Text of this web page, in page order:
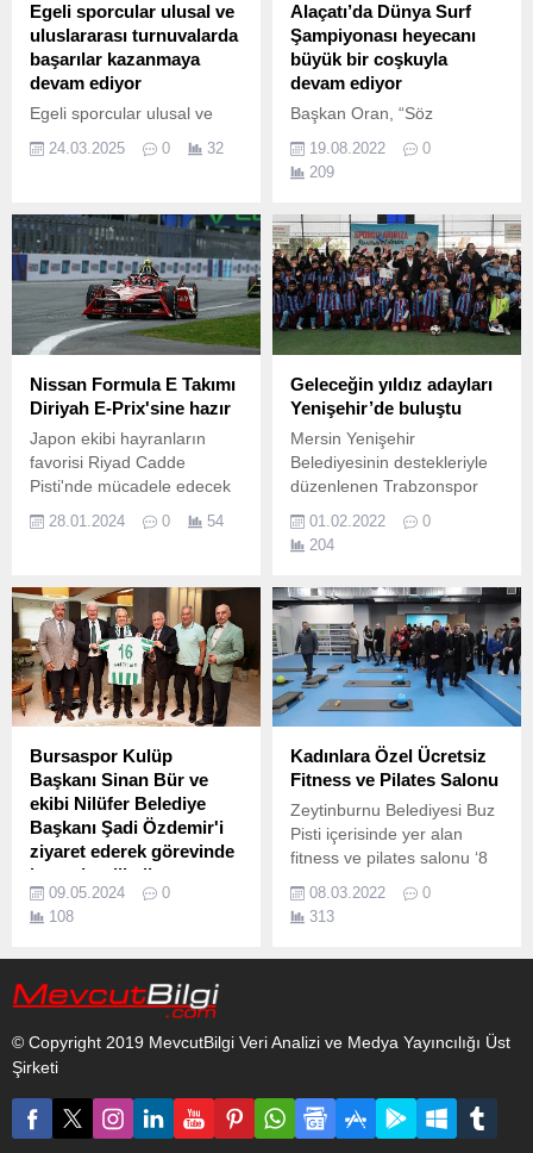
Egeli sporcular ulusal ve
uluslararası turnuvalarda
başarılar kazanmaya
devam ediyor
Egeli sporcular ulusal ve
uluslararası turnuvalarda
başarılar kazanmaya
geçmişiyle sadece bilim
alanında değil sporda da
başarılı bireyleri Türk
sporuna kazandırmaya
devam ediyor.
24.03.2025 0 32
Alaçatı’da Dünya Surf
Şampiyonası heyecanı
büyük bir coşkuyla
devam ediyor
Başkan Oran, “Söz
verdiğimiz gibi Uluslararası
surf yarışlarını Alaçatı’ya
geri getirdik!” Çeşme
14-21 Ağustos tarihleri
arasında gerçekleştirilen
MEDİCANA 2022 IFCA,
JYM Slalom Dünya
Şampiyonası büyük bir
coşkuyla başladı.
19.08.2022
0
209
Nissan Formula E Takımı
Diriyah E-Prix'sine hazır
Japon ekibi hayranların
favorisi Riyad Cadde
Pisti'nde mücadele edecek
2023/24 ABB FIA Formula E
hedefleyerek hazırlanıyor.
28.01.2024 0 54
Geleceğin yıldız adayları
Yenişehir’de buluştu
Mersin Yenişehir
Belediyesinin destekleriyle
düzenlenen Trabzonspor
Kampı Futbol Turnuvası
başladı.
01.02.2022
0
204
Bursaspor Kulüp
Başkanı Sinan Bür ve
ekibi Nilüfer Belediye
Başkanı Şadi Özdemir'i
ziyaret ederek görevinde
başarılar diledi
Özdemir’e görevinde
başarılar dileyen Sinan Bür,
düşüncelerinden dolayı
09.05.2024
0
108
Kadınlara Özel Ücretsiz
Fitness ve Pilates Salonu
Zeytinburnu Belediyesi Buz
Pisti içerisinde yer alan
fitness ve pilates salonu ‘8
Mart Dünya Kadınlar
Günü’nde hizmete girdi.
08.03.2022
0
313
© Copyright 2019 MevcutBilgi Veri Analizi ve Medya Yayıncılığı Üst
Şirketi